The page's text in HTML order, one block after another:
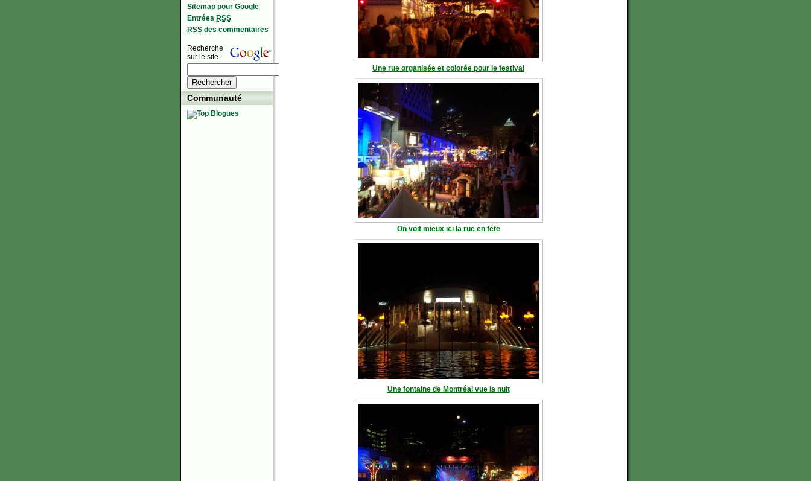
Une rue organisée et colorée pour le festival
On voit mieux ici la rue en fête
Une fontaine de Montréal vue la nuit
Sitemap pour Google
Entrées RSS
RSS des commentaires
Recherche
sur le site
Communauté